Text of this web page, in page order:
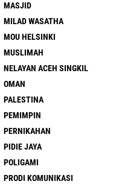
MASJID
MILAD WASATHA
MOU HELSINKI
MUSLIMAH
NELAYAN ACEH SINGKIL
OMAN
PALESTINA
PEMIMPIN
PERNIKAHAN
PIDIE JAYA
POLIGAMI
PRODI KOMUNIKASI